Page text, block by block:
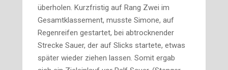
überholen. Kurzfristig auf Rang Zwei im
Gesamtklassement, musste Simone, auf
Regenreifen gestartet, bei abtrocknender
Strecke Sauer, der auf Slicks startete, etwas
später wieder ziehen lassen. Somit ergab